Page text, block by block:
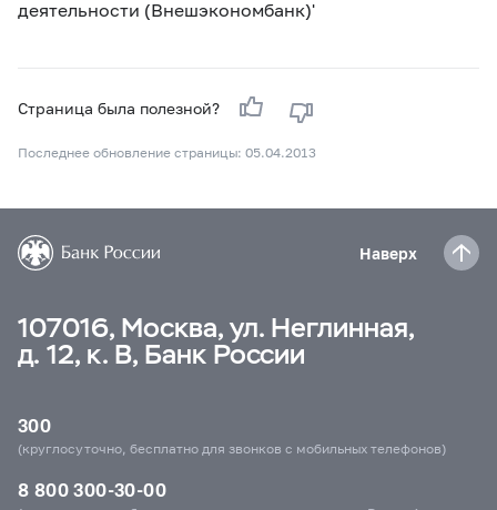
деятельности (Внешэкономбанк)'
Страница была полезной?
Последнее обновление страницы: 05.04.2013
Наверх
107016, Москва, ул. Неглинная,
д. 12, к. В, Банк России
300
(круглосуточно, бесплатно для звонков с мобильных телефонов)
8 800 300-30-00